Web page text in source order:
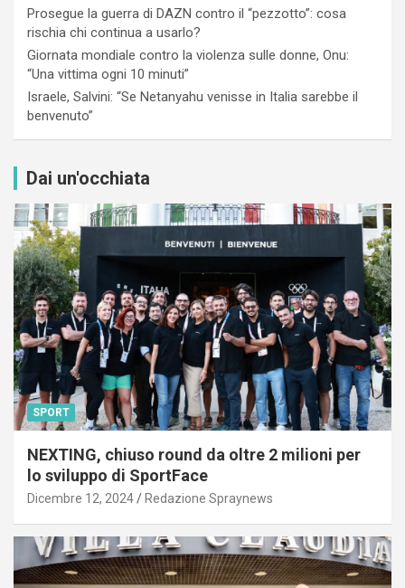
Prosegue la guerra di DAZN contro il “pezzotto”: cosa
rischia chi continua a usarlo?
Giornata mondiale contro la violenza sulle donne, Onu:
“Una vittima ogni 10 minuti”
Israele, Salvini: “Se Netanyahu venisse in Italia sarebbe il
benvenuto”
Dai un'occhiata
SPORT
NEXTING, chiuso round da oltre 2 milioni per
lo sviluppo di SportFace
Dicembre 12, 2024 Redazione Spraynews